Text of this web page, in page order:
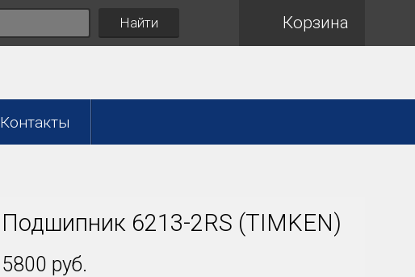
Найти Корзина
Контакты
Подшипник 6213-2RS (TIMKEN)
5800 руб.